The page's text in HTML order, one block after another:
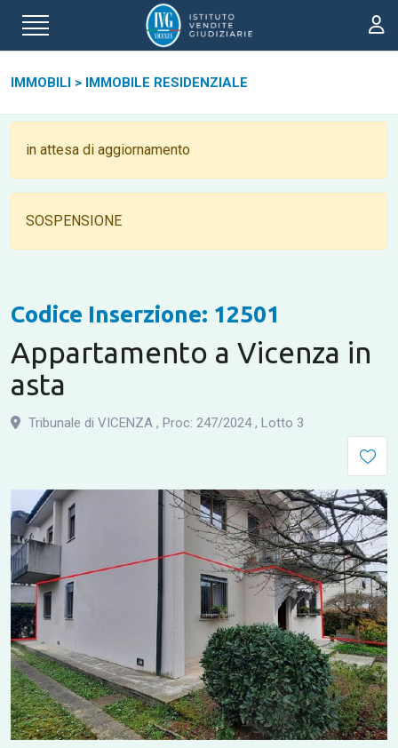
IMMOBILI > IMMOBILE RESIDENZIALE
in attesa di aggiornamento
SOSPENSIONE
Codice Inserzione: 12501
Appartamento a Vicenza in
asta
Tribunale di VICENZA , Proc: 247/2024, Lotto 3